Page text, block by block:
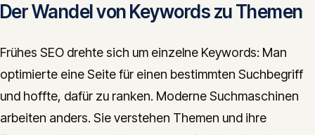
Der Wandel von Keywords zu Themen
Frühes SEO drehte sich um einzelne Keywords: Man
optimierte eine Seite für einen bestimmten Suchbegriff
und hoffte, dafür zu ranken. Moderne Suchmaschinen
arbeiten anders. Sie verstehen Themen und ihre